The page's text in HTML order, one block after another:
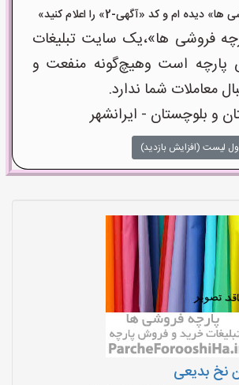
ام و کد «آگهی-2» را اعلام کنید»
فروشی ها»،یک سایت تبلیغات
است وهیچ‌گونه منفعت و
معاملات شما ندارد.
و بلوچستان - ایرانشهر
لیست (افزایش بازدید)
نخ بدیعی